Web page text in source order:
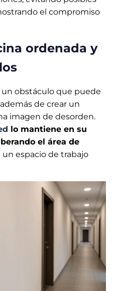
el compromiso
ordenada y
obstáculo que puede
de crear un
imagen de desorden.
lo mantiene en su
el área de
espacio de trabajo